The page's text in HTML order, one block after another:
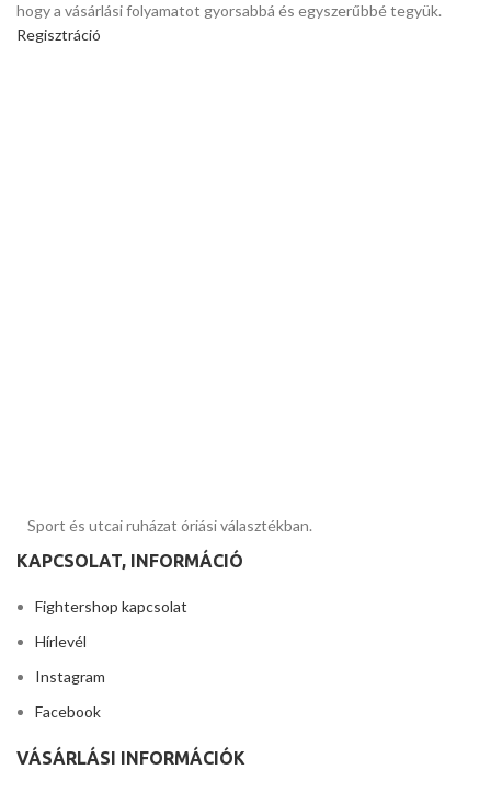
hogy a vásárlási folyamatot gyorsabbá és egyszerűbbé tegyük.
Regisztráció
Sport és utcai ruházat óriási választékban.
KAPCSOLAT, INFORMÁCIÓ
Fightershop kapcsolat
Hírlevél
Instagram
Facebook
VÁSÁRLÁSI INFORMÁCIÓK